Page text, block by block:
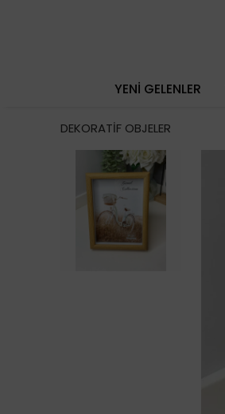
YENİ GELENLER
DEKORATİF OBJELER